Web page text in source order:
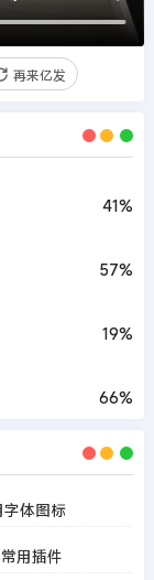
再来亿发
41%
57%
19%
66%
体图标
用插件